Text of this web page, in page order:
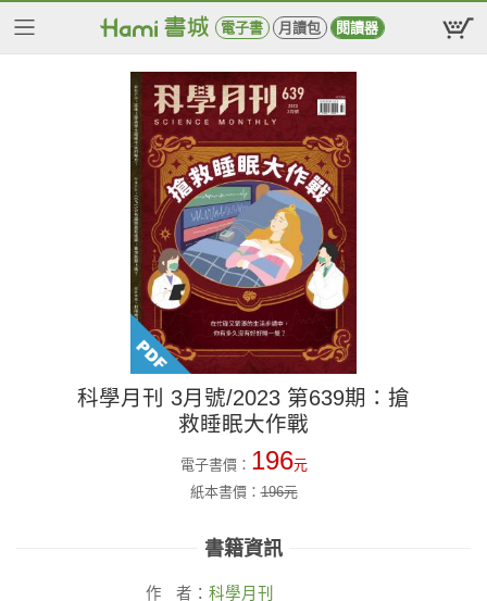
電子書 月讀包 閱讀器
科學月刊 3月號/2023 第639期：搶
救睡眠大作戰
電子書價： 196元
紙本書價：196元
書籍資訊
作 者： 科學月刊